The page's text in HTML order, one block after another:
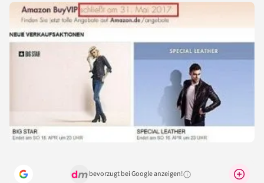
bevorzugt bei Google anzeigen!Warum lohnt sich das?